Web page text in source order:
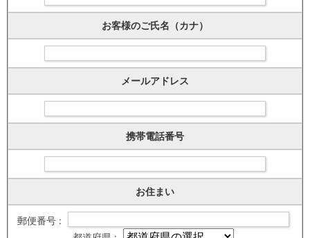
お客様のご氏名（カナ）
メールアドレス
携帯電話番号
お住まい
郵便番号 :